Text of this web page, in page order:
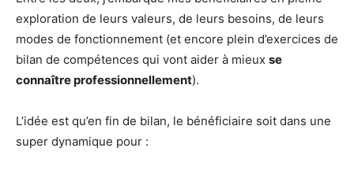
exploration de leurs valeurs, de leurs besoins, de leurs
modes de fonctionnement (et encore plein d’exercices de
bilan de compétences qui vont aider à mieux se
connaître professionnellement).
L’idée est qu’en fin de bilan, le bénéficiaire soit dans une
super dynamique pour :